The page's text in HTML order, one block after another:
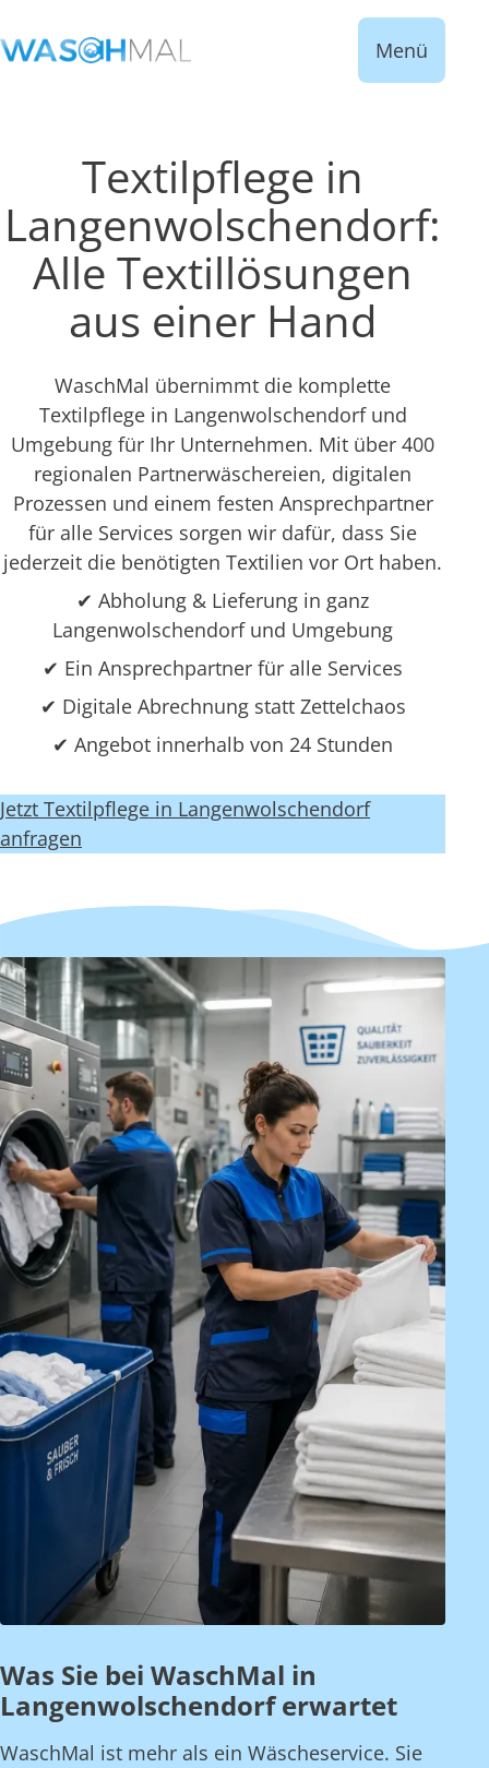
Menü
Textilpflege in
Langenwolschendorf:
Alle Textillösungen
aus einer Hand
WaschMal übernimmt die komplette
Textilpflege in Langenwolschendorf und
Umgebung für Ihr Unternehmen. Mit über 400
regionalen Partnerwäschereien, digitalen
Prozessen und einem festen Ansprechpartner
für alle Services sorgen wir dafür, dass Sie
jederzeit die benötigten Textilien vor Ort haben.
✔ Abholung & Lieferung in ganz
Langenwolschendorf und Umgebung
✔ Ein Ansprechpartner für alle Services
✔ Digitale Abrechnung statt Zettelchaos
✔ Angebot innerhalb von 24 Stunden
Jetzt Textilpflege in Langenwolschendorf
anfragen
Was Sie bei WaschMal in
Langenwolschendorf erwartet
WaschMal ist mehr als ein Wäscheservice. Sie